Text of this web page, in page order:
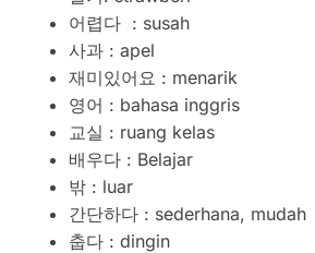
어렵다 : susah
사과 : apel
재미있어요 : menarik
영어 : bahasa inggris
교실 : ruang kelas
배우다 : Belajar
밖 : luar
간단하다 : sederhana, mudah
춥다 : dingin